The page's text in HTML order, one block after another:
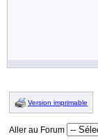
Version imprimable
Aller au Forum